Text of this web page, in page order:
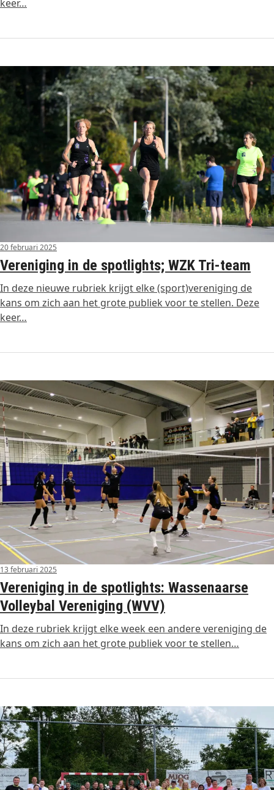
keer…
20 februari 2025
Vereniging in de spotlights; WZK Tri-team
In deze nieuwe rubriek krijgt elke (sport)vereniging de
kans om zich aan het grote publiek voor te stellen. Deze
keer…
13 februari 2025
Vereniging in de spotlights: Wassenaarse
Volleybal Vereniging (WVV)
In deze rubriek krijgt elke week een andere vereniging de
kans om zich aan het grote publiek voor te stellen…